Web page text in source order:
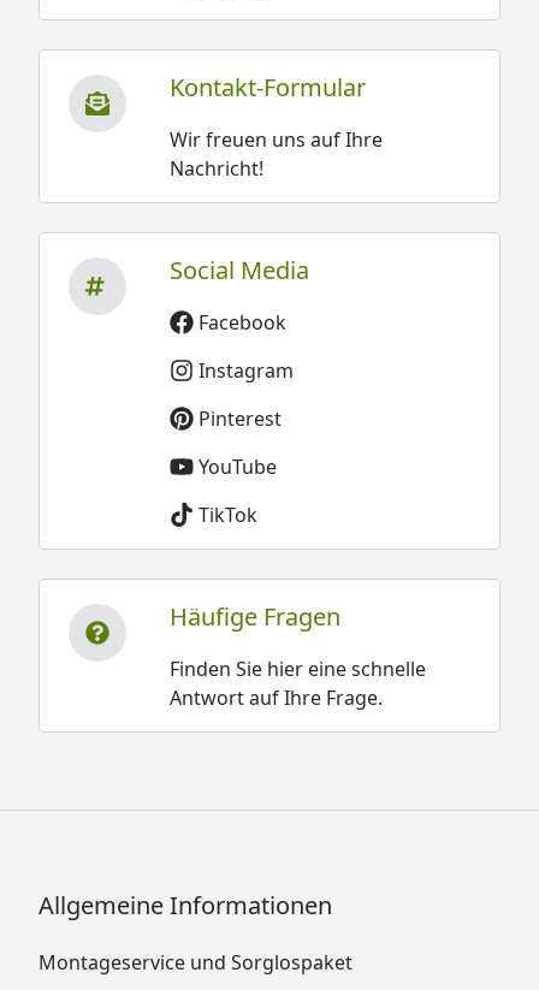
Kontakt-Formular
Wir freuen uns auf Ihre
Nachricht!
Social Media
Facebook
Instagram
Pinterest
YouTube
TikTok
Häufige Fragen
Finden Sie hier eine schnelle
Antwort auf Ihre Frage.
Allgemeine Informationen
Montageservice und Sorglospaket